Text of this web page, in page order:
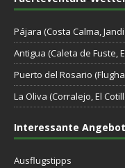
Pájara (Costa Calma,
Antigua (Caleta de Fuste,
Puerto del Rosario
La Oliva (Corralejo, El
Interessante
Ausflugstipps